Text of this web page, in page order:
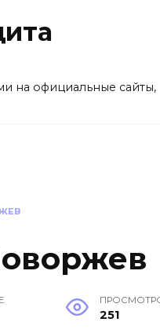
на официальные сайты,
251